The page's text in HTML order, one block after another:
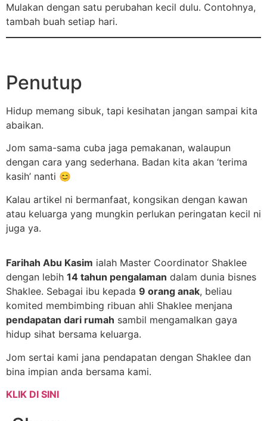
Mulakan dengan satu perubahan kecil dulu. Contohnya,
tambah buah setiap hari.
Penutup
Hidup memang sibuk, tapi kesihatan jangan sampai kita
abaikan.
Jom sama-sama cuba jaga pemakanan, walaupun
dengan cara yang sederhana. Badan kita akan ‘terima
kasih’ nanti 😊
Kalau artikel ni bermanfaat, kongsikan dengan kawan
atau keluarga yang mungkin perlukan peringatan kecil ni
juga ya.
Farihah Abu Kasim ialah Master Coordinator Shaklee
dengan lebih 14 tahun pengalaman dalam dunia bisnes
Shaklee. Sebagai ibu kepada 9 orang anak, beliau
komited membimbing ribuan ahli Shaklee menjana
pendapatan dari rumah sambil mengamalkan gaya
hidup sihat bersama keluarga.
Jom sertai kami jana pendapatan dengan Shaklee dan
bina impian anda bersama kami.
KLIK DI SINI